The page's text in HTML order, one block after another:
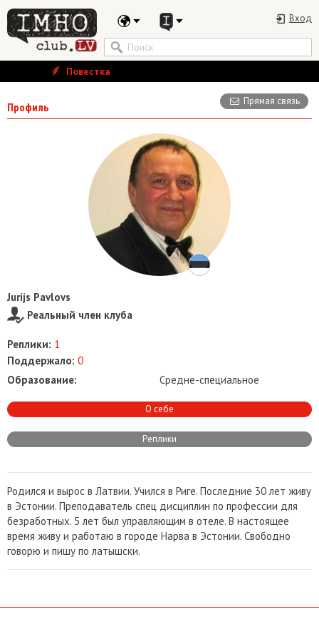
Вход
Повестка
Профиль
Прямая связь
Jurijs Pavlovs
Реальный член клуба
Реплики: 1
Поддержало: 0
Образование:
Средне-специальное
О себе
Реплики
Родился и вырос в Латвии. Учился в Риге. Последние 30 лет живу
в Эстонии. Преподаватель спец дисциплин по профессии для
безработных. 5 лет был управляющим в отеле. В настоящее
время живу и работаю в городе Нарва в Эстонии. Свободно
говорю и пишу по латышски.